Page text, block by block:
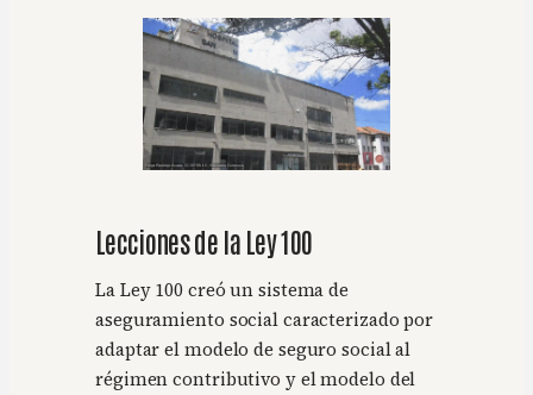
Lecciones de la Ley 100
La Ley 100 creó un sistema de
aseguramiento social caracterizado por
adaptar el modelo de seguro social al
régimen contributivo y el modelo del